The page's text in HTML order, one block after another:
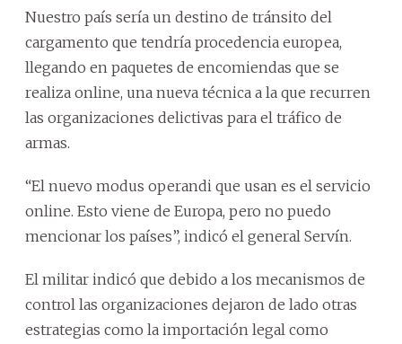
Nuestro país sería un destino de tránsito del
cargamento que tendría procedencia europea,
llegando en paquetes de encomiendas que se
realiza online, una nueva técnica a la que recurren
las organizaciones delictivas para el tráfico de
armas.
“El nuevo modus operandi que usan es el servicio
online. Esto viene de Europa, pero no puedo
mencionar los países”, indicó el general Servín.
El militar indicó que debido a los mecanismos de
control las organizaciones dejaron de lado otras
estrategias como la importación legal como